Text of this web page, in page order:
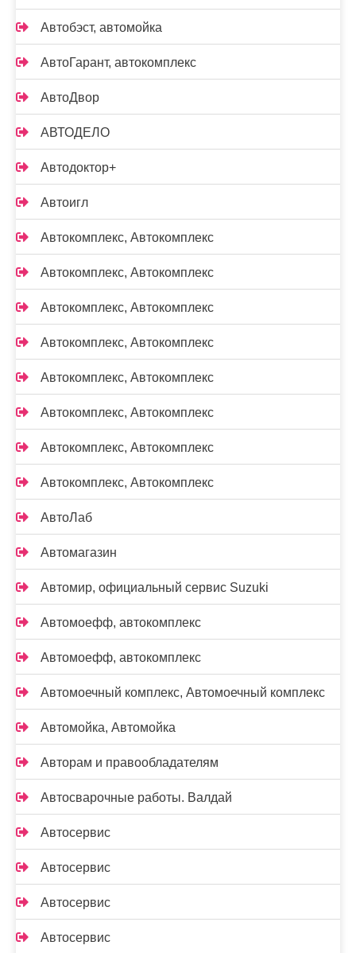
Автобэст, автомойка
АвтоГарант, автокомплекс
АвтоДвор
АВТОДЕЛО
Автодоктор+
Автоигл
Автокомплекс, Автокомплекс
Автокомплекс, Автокомплекс
Автокомплекс, Автокомплекс
Автокомплекс, Автокомплекс
Автокомплекс, Автокомплекс
Автокомплекс, Автокомплекс
Автокомплекс, Автокомплекс
Автокомплекс, Автокомплекс
АвтоЛаб
Автомагазин
Автомир, официальный сервис Suzuki
Автомоефф, автокомплекс
Автомоефф, автокомплекс
Автомоечный комплекс, Автомоечный комплекс
Автомойка, Автомойка
Авторам и правообладателям
Автосварочные работы. Валдай
Автосервис
Автосервис
Автосервис
Автосервис